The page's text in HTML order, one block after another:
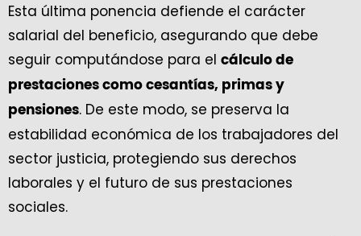
Esta última ponencia defiende el carácter
salarial del beneficio, asegurando que debe
seguir computándose para el cálculo de
prestaciones como cesantías, primas y
pensiones. De este modo, se preserva la
estabilidad económica de los trabajadores del
sector justicia, protegiendo sus derechos
laborales y el futuro de sus prestaciones
sociales.